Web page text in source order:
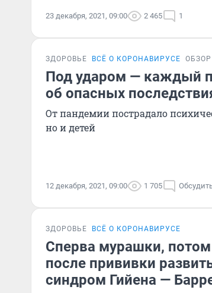
23 декабря, 2021, 09:00 2 465 1
ЗДОРОВЬЕ ВСЁ О КОРОНАВИРУСЕ ОБЗОР
Под ударом — каждый
об опасных
От пандемии пострадало
но и детей
12 декабря, 2021, 09:00 1 705
ЗДОРОВЬЕ ВСЁ О КОРОНАВИРУСЕ
Сперва мурашки,
после прививки
синдром Гийена —